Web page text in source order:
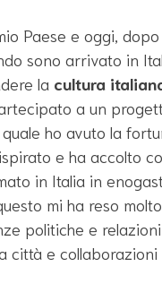
Paese e oggi,
sono arrivato in
la cultura
a un
ho avuto la
e ha accolto
in Italia in
mi ha reso
politiche e
città e collaborazioni